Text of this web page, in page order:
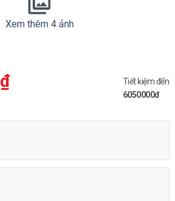
Xem thêm 4 ảnh
₫
Tiết kiệm đến
6050000đ